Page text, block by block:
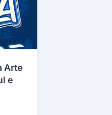
Arte
e